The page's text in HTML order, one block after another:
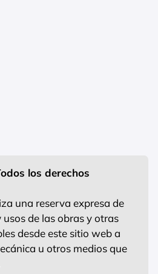
los derechos
una reserva expresa de
de las obras y otras
desde este sitio web a
u otros medios que